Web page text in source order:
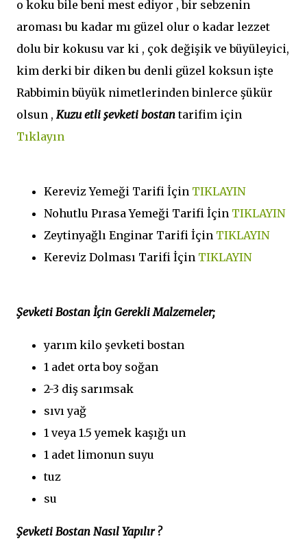
o koku bile beni mest ediyor , bir sebzenin
aroması bu kadar mı güzel olur o kadar lezzet
dolu bir kokusu var ki , çok değişik ve büyüleyici,
kim derki bir diken bu denli güzel koksun işte
Rabbimin büyük nimetlerinden binlerce şükür
olsun , Kuzu etli şevketi bostantarifim için
Tıklayın
Kereviz Yemeği Tarifi İçin TIKLAYIN
Nohutlu Pırasa Yemeği Tarifi İçin TIKLAYIN
Zeytinyağlı Enginar Tarifi İçin TIKLAYIN
Kereviz Dolması Tarifi İçin TIKLAYIN
Şevketi Bostan İçin Gerekli Malzemeler;
yarım kilo şevketi bostan
1 adet orta boy soğan
2-3 diş sarımsak
sıvı yağ
1 veya 1.5 yemek kaşığı un
1 adet limonun suyu
tuz
su
Şevketi Bostan Nasıl Yapılır ?